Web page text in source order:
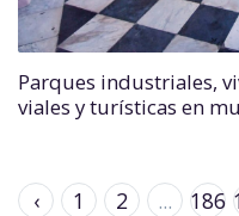
Parques industriales,
viales y turísticas en
‹ 1 2 ... 186